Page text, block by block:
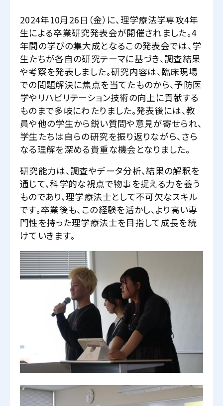
2024年10月26日（金）に、理学療法学専攻4年
生による卒業研究発表会が開催されました。4
年間の学びの集大成となるこの発表会では、学
生たちが各自の研究テーマに基づき、調査結果
や考察を発表しました。研究内容は、臨床現場
での問題解決に焦点を当てたものから、予防医
学やリハビリテーション技術の向上に貢献する
ものまで多岐にわたりました。発表後には、教
員や他の学生から鋭い質問や意見が寄せられ、
学生たちは自らの研究を振り返りながら、さら
なる理解を深める貴重な機会となりました。
研究能力は、調査やデータ分析、結果の解釈を
通じて、科学的な視点で物事を捉える力を養う
ものであり、理学療法士として不可欠なスキル
です。卒業後も、この経験を活かし、より高い専
門性を持った理学療法士を目指して成長を続
けていきます。